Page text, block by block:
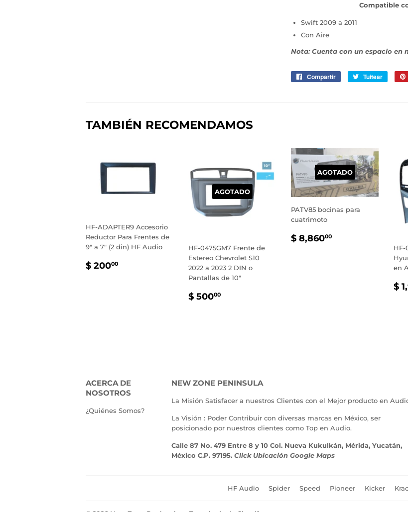
Compatible
Swift 2009 a 2011
Con Aire
Nota: Cuenta con un espacio en
Compartir
CompartirTuitear
Tuitear
TAMBIÉN RECOMENDAMOS
HF-ADAPTER9 Accesorio
Reductor Para Frentes de
9" a 7" (2 din) HF Audio
PRECIO
$ 20000
AGOTADO
HF-0475GM7 Frente de
Estereo Chevrolet S10
2022 a 2023 2 DIN o
Pantallas de 10"
PRECIO
$ 50000
AGOTADO
PATV85 bocinas para
cuatrimoto
PRECIO
$ 8,86000
HF-
en
$
ACERCA DE
NOSOTROS
¿Quiénes Somos?
NEW ZONE PENINSULA
La Misión Satisfacer a nuestros Clientes con el Mejor producto en
La Visión : Poder Contribuir con diversas marcas en México, ser
posicionado por nuestros clientes como Top en Audio.
Calle 87 No. 479 Entre 8 y 10 Col. Nueva Kukulkán, Mérida, Yucatán,
México C.P. 97195. Click Ubicación Google Maps
HF Audio Spider Speed Pioneer Kicker